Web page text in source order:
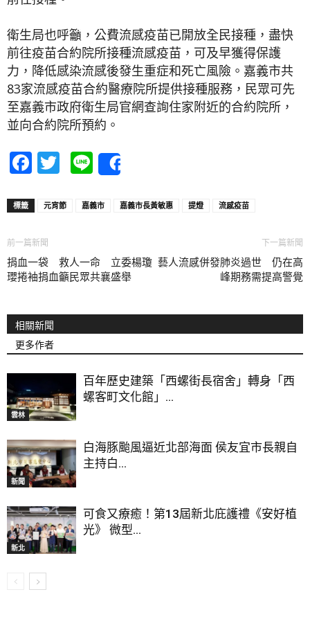
衛生局也呼籲，公費流感疫苗已開放全民接種，盡快
前往疫苗合約院所接種流感疫苗，可及早獲得保護
力，降低感染流感後發生重症和死亡風險。嘉義市共
83家流感疫苗合約醫療院所提供接種服務，民眾可先
至嘉義市政府衛生局官網查詢住家附近的合約院所，
並向合約院所預約。
Facebook
Twitter
Line
標籤 元宵節 嘉義市 嘉義市長黃敏惠 提燈 流感疫苗
前一篇新聞
捐血一袋 救人一命 立委楊瓊
瓔捲袖捐血籲民眾共襄盛舉
下一篇新聞
藝人流感併發肺炎過世 仍在高
峰期務需提高警覺
相關新聞
更多作者
雲林
百年歷史建築「西螺街長宿舍」轉身「西
螺客町文化館」...
新聞
白海豚颱風逼近北部海面 侯友宜市長親自
主持白...
新北
可食又療癒！第13屆新北庇護禮《安好植
光》 微型...